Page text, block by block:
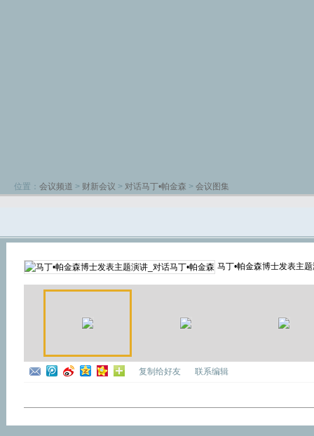
位置： 会议频道 > 财新会议 > 对话马丁•帕金森 > 会议图集
马丁•帕金森博士发表主
复制给好友 联系编辑